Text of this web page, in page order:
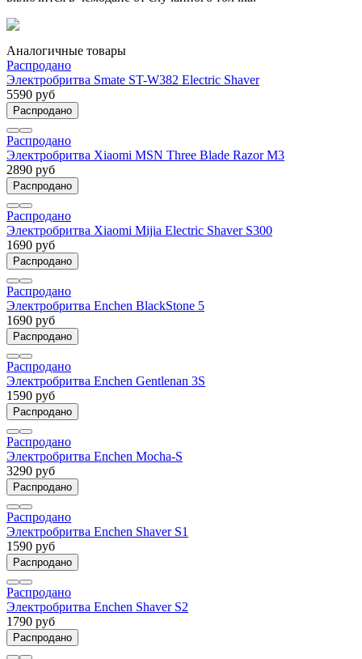
Аналогичные товары
Распродано
Электробритва Smate ST-W382 Electric Shaver
5590 руб
Распродано
Распродано
Электробритва Xiaomi MSN Three Blade Razor M3
2890 руб
Распродано
Распродано
Электробритва Xiaomi Mijia Electric Shaver S300
1690 руб
Распродано
Распродано
Электробритва Enchen BlackStone 5
1690 руб
Распродано
Распродано
Электробритва Enchen Gentlenan 3S
1590 руб
Распродано
Распродано
Электробритва Enchen Mocha-S
3290 руб
Распродано
Распродано
Электробритва Enchen Shaver S1
1590 руб
Распродано
Распродано
Электробритва Enchen Shaver S2
1790 руб
Распродано